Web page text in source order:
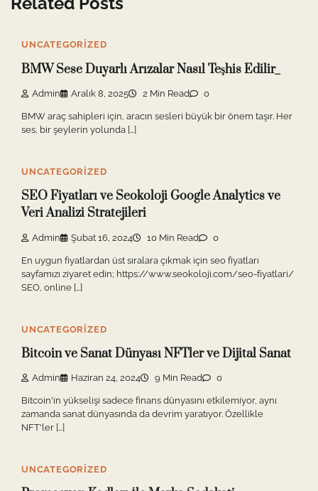
UNCATEGORIZED
BMW Sese Duyarlı Arızalar Nasıl Teşhis Edilir_
Admin Aralık 8, 2025 2 Min Read 0
BMW araç sahipleri için, aracın sesleri büyük bir önem taşır. Her
ses, bir şeylerin yolunda […]
UNCATEGORIZED
SEO Fiyatları ve Seokoloji Google Analytics ve
Veri Analizi Stratejileri
Admin Şubat 16, 2024 10 Min Read 0
En uygun fiyatlardan üst sıralara çıkmak için seo fiyatları
sayfamızı ziyaret edin; https://www.seokoloji.com/seo-fiyatlari/
SEO, online […]
UNCATEGORIZED
Bitcoin ve Sanat Dünyası NFTler ve Dijital Sanat
Admin Haziran 24, 2024 9 Min Read 0
Bitcoin'in yükselişi sadece finans dünyasını etkilemiyor, aynı
zamanda sanat dünyasında da devrim yaratıyor. Özellikle
NFT'ler […]
UNCATEGORIZED